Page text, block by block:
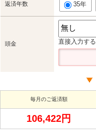
返済年数 35年
頭金 直接入力する
毎月のご返済額
106,422円